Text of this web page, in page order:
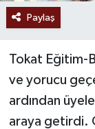
Paylaş
Tokat Eğitim-
ve yorucu
ardından
araya getirdi.